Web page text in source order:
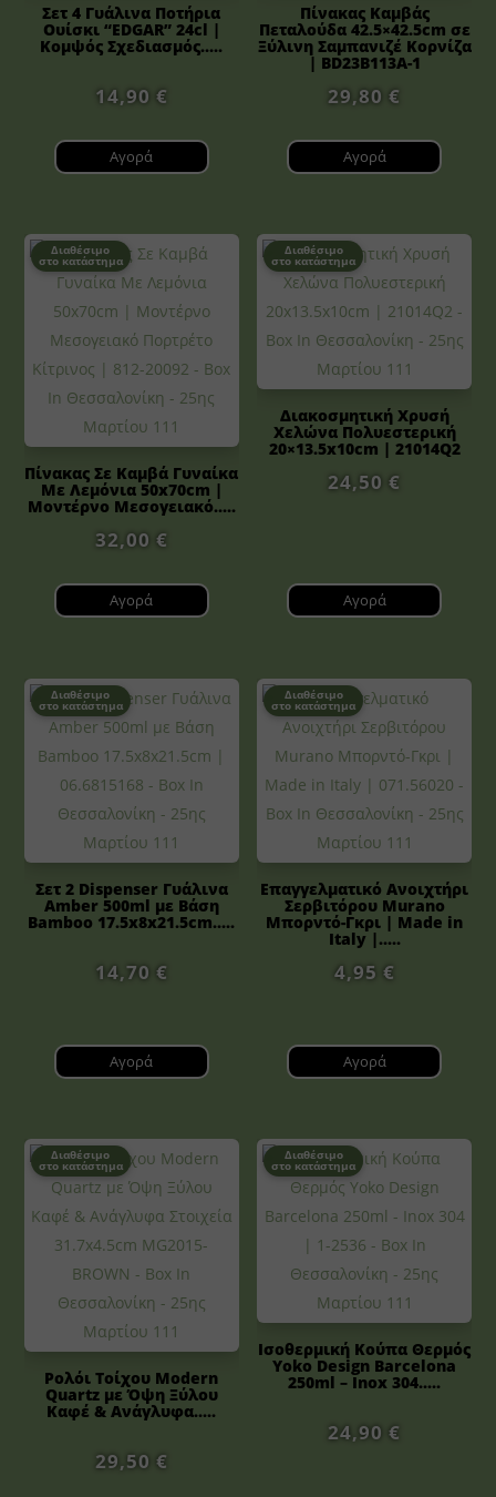
Σετ 4 Γυάλινα Ποτήρια
Ουίσκι “EDGAR” 24cl |
Κομψός Σχεδιασμός.....
14,90 €
Αγορά
Πίνακας Καμβάς
Πεταλούδα 42.5×42.5cm σε
Ξύλινη Σαμπανιζέ Κορνίζα
| BD23B113A-1
29,80€
Αγορά
Διαθέσιμο
στο κατάστημα
Πίνακας Σε Καμβά Γυναίκα
Με Λεμόνια 50x70cm |
Μοντέρνο Μεσογειακό.....
32,00 €
Αγορά
Διαθέσιμο
στο κατάστημα
Διακοσμητική Χρυσή
Χελώνα Πολυεστερική
20×13.5x10cm | 21014Q2
24,50€
Αγορά
Διαθέσιμο
στο κατάστημα
Σετ 2 Dispenser Γυάλινα
Amber 500ml με Βάση
Bamboo 17.5x8x21.5cm.....
14,70 €
Αγορά
Διαθέσιμο
στο κατάστημα
Επαγγελματικό Ανοιχτήρι
Σερβιτόρου Murano
Μπορντό-Γκρι | Made in
Italy |.....
4,95 €
Αγορά
Διαθέσιμο
στο κατάστημα
Ρολόι Τοίχου Modern
Quartz με Όψη Ξύλου
Καφέ & Ανάγλυφα.....
29,50 €
Διαθέσιμο
στο κατάστημα
Ισοθερμική Κούπα Θερμός
Yoko Design Barcelona
250ml – Inox 304.....
24,90€